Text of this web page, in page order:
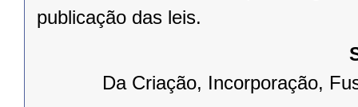
publicação das leis.
Da Criação, Incorporação,